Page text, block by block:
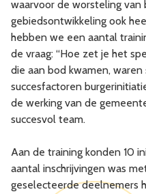
waarvoor de worsteling
gebiedsontwikkeling ook
hebben we een aantal
de vraag: “Hoe zet je het
die aan bod kwamen,
succesfactoren
de werking van de
succesvol team.
Aan de training konden 10
aantal inschrijvingen was
geselecteerde deelnemers